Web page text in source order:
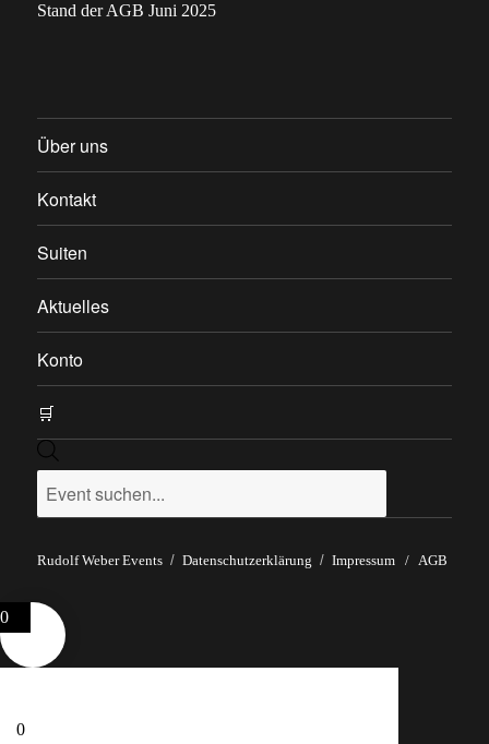
Stand der AGB Juni 2025
Über uns
Kontakt
Suiten
Aktuelles
Konto
🛒
search
Rudolf Weber Events Datenschutzerklärung Impressum / AGB
0
0